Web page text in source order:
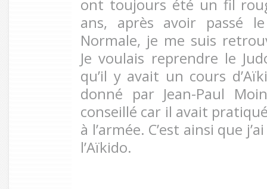
ont toujours été un fil
ans, après avoir passé
Normale, je me suis
Je voulais reprendre le
qu’il y avait un cours
donné par Jean-Paul
conseillé car il avait
à l’armée. C’est ainsi que
l’Aïkido.